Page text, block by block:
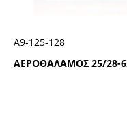
ΑΕΡΟΘΑΛΑΜΟΣ 25/28-
Α9-125-128